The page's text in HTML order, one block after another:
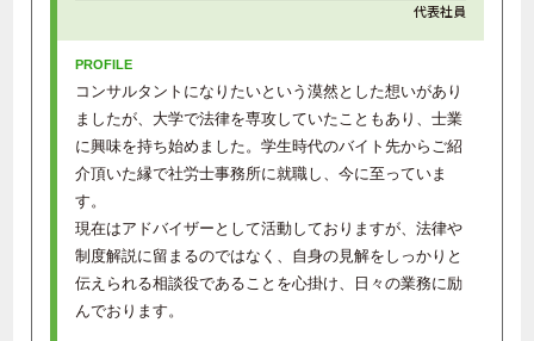
代表社員
コンサルタントになりたいという漠然とした想いがあり
ましたが、大学で法律を専攻していたこともあり、士業
に興味を持ち始めました。学生時代のバイト先からご紹
介頂いた縁で社労士事務所に就職し、今に至っていま
す。
現在はアドバイザーとして活動しておりますが、法律や
制度解説に留まるのではなく、自身の見解をしっかりと
伝えられる相談役であることを心掛け、日々の業務に励
んでおります。